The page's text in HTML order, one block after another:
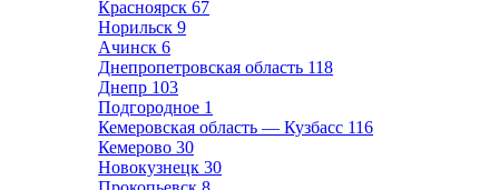
Красноярск 67
Норильск 9
Ачинск 6
Днепропетровская область 118
Днепр 103
Подгородное 1
Кемеровская область — Кузбасс 116
Кемерово 30
Новокузнецк 30